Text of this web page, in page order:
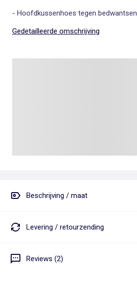
- Hoofdkussenhoes tegen bedwantsen
Gedetailleerde omschrijving
Beschrijving / maat
Levering / retourzending
Reviews (2)